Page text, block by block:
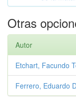
Otras
Autor
Etchart, Facundo
Ferrero, Eduardo